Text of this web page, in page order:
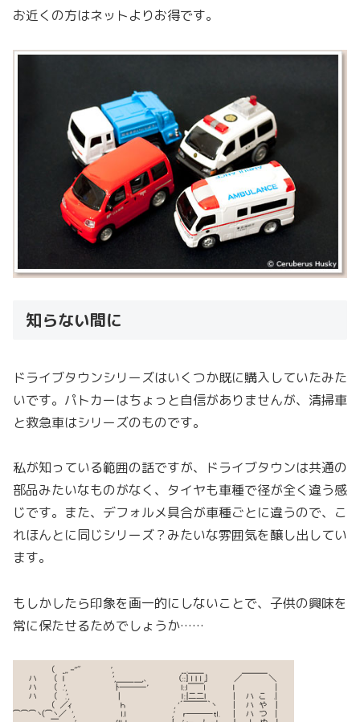
お近くの方はネットよりお得です。
知らない間に
ドライブタウンシリーズはいくつか既に購入していたみた
いです。パトカーはちょっと自信がありませんが、清掃車
と救急車はシリーズのものです。
私が知っている範囲の話ですが、ドライブタウンは共通の
部品みたいなものがなく、タイヤも車種で径が全く違う感
じです。また、デフォルメ具合が車種ごとに違うので、こ
れほんとに同じシリーズ？みたいな雰囲気を醸し出してい
ます。
もしかしたら印象を画一的にしないことで、子供の興味を
常に保たせるためでしょうか……